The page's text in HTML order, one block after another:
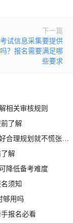
下一篇
试信息采集要提供
？报名需要满足哪
些要求
相关审核规则
了解
初级会计考试机考各科的答题时间够用吗？做好合理规划就不慌张
解
降低备考难度
须知
够用吗
报名必看